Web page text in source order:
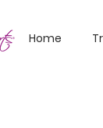
Home